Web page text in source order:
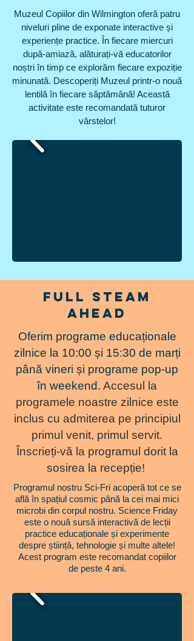
Muzeul Copiilor din Wilmington oferă patru
niveluri pline de exponate interactive și
experiențe practice. În fiecare miercuri
după-amiază, alăturați-vă educatorilor
noștri în timp ce explorăm fiecare expoziție
minunată. Descoperiți Muzeul printr-o nouă
lentilă în fiecare săptămână! Această
activitate este recomandată tuturor
vârstelor!
Full steam
ahead
Oferim programe educaționale
zilnice la 10:00 și 15:30 de marți
până vineri și programe pop-up
în weekend. Accesul la
programele noastre zilnice este
inclus cu admiterea pe principiul
primul venit, primul servit.
Înscrieți-vă la programul dorit la
sosirea la recepție!
Programul nostru Sci-Fri acoperă tot ce se
află în spațiul cosmic până la cei mai mici
microbi din corpul nostru. Science Friday
este o nouă sursă interactivă de lecții
practice educaționale și experimente
despre știință, tehnologie și multe altele!
Acest program este recomandat copiilor
de peste 4 ani.